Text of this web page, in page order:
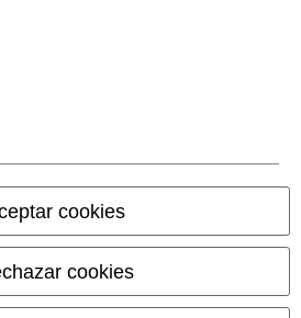
cookies
cookies
el IVA pero no losgastos de transporte
HGmbH